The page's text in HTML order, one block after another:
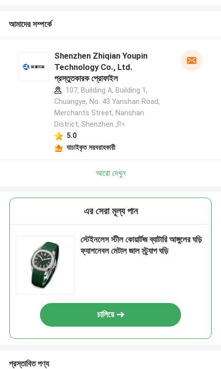
আমাদের সম্পর্কে
Shenzhen Zhiqian Youpin
Technology Co., Ltd.
প্রস্তুতকারক প্রোফাইল
107, Building A, Building 1,
Chuangye, No. 43 Yanshan Road,
Merchants Street, Nanshan
District, Shenzhen ,চীন
5.0
যাচাইকৃত সরবরাহকারী
আরো দেখুন
এর সেরা মূল্য পান
স্টেইনলেস স্টীল কোয়ার্টজ ব্যাটারি আঙ্গুলের ঘড়ি
ফ্যাশনেবল মেটাল জাল স্ট্র্যাপ ঘড়ি
চালিয়ে
প্রস্তাবিত পণ্য